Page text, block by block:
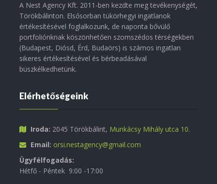
A Nest Agency Kft. 2011-ben kezdte meg tevékenységét,
Törökbálinton. Elsősorban tükörhegyi ingatlanok
értékesítésével foglalkozunk, de naponta bővülő
portfoliónknak köszönhetően szomszédos térségekben
(Budapest, Diósd, Érd, Budaörs) is számos ingatlan
sikeres értékesítésével és bérbeadásával
büszkélkedhetünk.
Elérhetőségeink
Iroda: 2045 Törökbálint, Munkácsy Mihály utca 10.
Email: orsi.nestagency@gmail.com
Ügyfélfogadás:
Hétfő - Péntek 9:00 -17:00